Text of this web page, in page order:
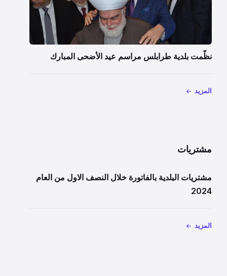
نظّمت بلدية طرابلس مراسم عيد الأضحى المبارك
المزيد
مشتريات
مشتريات البلدية بالفاتورة خلال النصف الاول من العام
2024
المزيد